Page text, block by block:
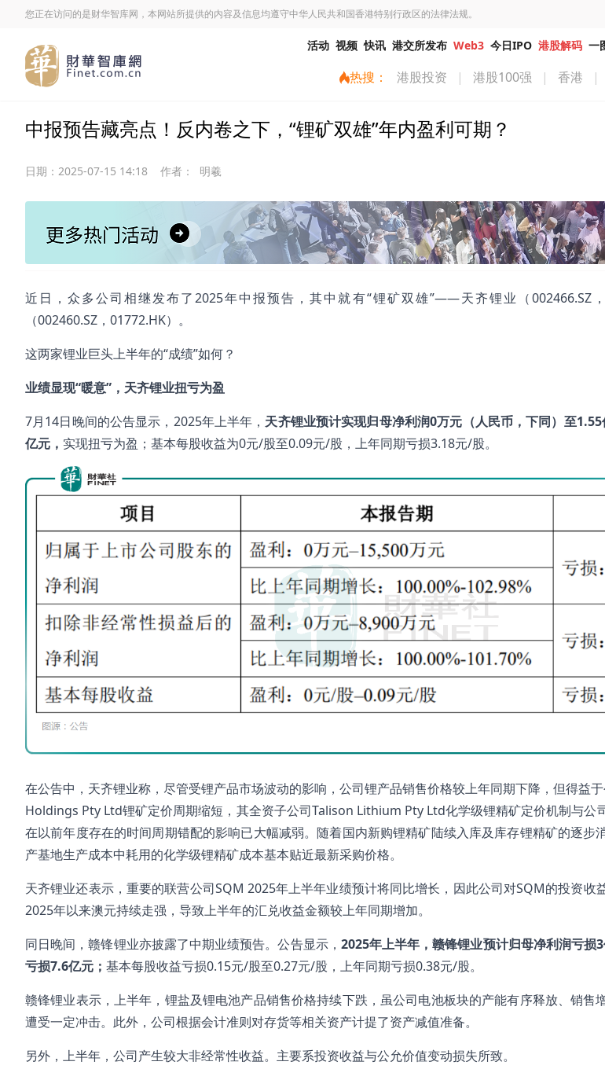
您正在访问的是财华智库网，本网站所提供的内容及信息均遵守中华人民共和国香港特别行政区的法律法规。
活动 视频 快讯 港交所发布 Web3 今日IPO 港股解码 一
热搜： 港股投资 | 港股100强 | 香港 |
中报预告藏亮点！反内卷之下，“锂矿双雄”年内盈利可期？
日期： 2025-07-15 14:18 作者： 明羲
近日，众多公司相继发布了2025年中报预告，其中就有“锂矿双雄”——天齐锂业（002466.SZ
（002460.SZ，01772.HK）。
这两家锂业巨头上半年的“成绩”如何？
业绩显现“暖意”，天齐锂业扭亏为盈
7月14日晚间的公告显示，2025年上半年， 天齐锂业预计实现归母净利润0万元（人民币，下同）至
亿元， 实现扭亏为盈；基本每股收益为0元/股至0.09元/股，上年同期亏损3.18元/股。
在公告中，天齐锂业称，尽管受锂产品市场波动的影响，公司锂产品销售价格较上年同期下降，但得益
Holdings Pty Ltd锂矿定价周期缩短，其全资子公司Talison Lithium Pty Ltd化学级锂精矿定价机制与公
在以前年度存在的时间周期错配的影响已大幅减弱。随着国内新购锂精矿陆续入库及库存锂精矿的逐步
产基地生产成本中耗用的化学级锂精矿成本基本贴近最新采购价格。
天齐锂业还表示，重要的联营公司SQM 2025年上半年业绩预计将同比增长，因此公司对SQM的投资收
2025年以来澳元持续走强，导致上半年的汇兑收益金额较上年同期增加。
同日晚间，赣锋锂业亦披露了中期业绩预告。公告显示， 2025年上半年，赣锋锂业预计归母净利润亏损
亏损7.6亿元； 基本每股收益亏损0.15元/股至0.27元/股，上年同期亏损0.38元/股。
赣锋锂业表示，上半年，锂盐及锂电池产品销售价格持续下跌，虽公司电池板块的产能有序释放、销售
遭受一定冲击。此外，公司根据会计准则对存货等相关资产计提了资产减值准备。
另外，上半年，公司产生较大非经常性收益。主要系投资收益与公允价值变动损失所致。